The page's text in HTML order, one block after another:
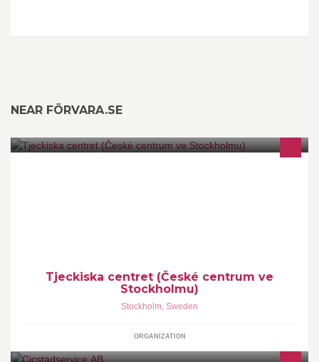
NEAR FÖRVARA.SE
Tjeckiska centret (České centrum ve
Stockholmu)
Stockholm, Sweden
ORGANIZATION